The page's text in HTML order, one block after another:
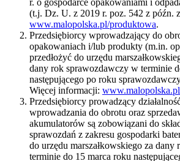
r. o gospodarce opakowaniami i
(t.j. Dz. U. z 2019 r. poz. 542 z późn.
www.malopolska.pl/produktowa.
Przedsiębiorcy wprowadzający do
opakowaniach i/lub produkty (m.in.
przedłożyć do urzędu
dany rok sprawozdawczy w terminie
następującego po roku
Więcej informacji:
Przedsiębiorcy prowadzący
wprowadzania do obrotu oraz
akumulatorów są zobowiązani do
sprawozdań z zakresu gospodarki
do urzędu marszałkowskiego za
terminie do 15 marca roku